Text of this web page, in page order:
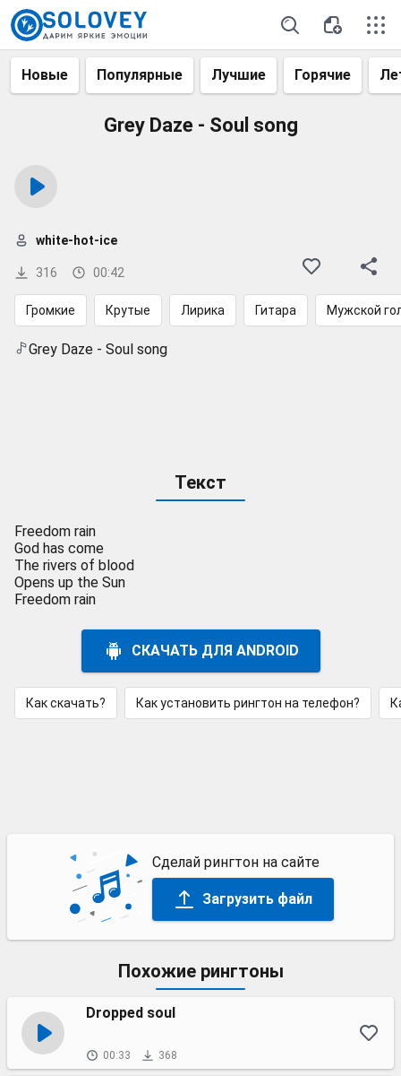
Новые Популярные Лучшие Горячие
Grey Daze - Soul song
316 00:42
white-hot-ice
Громкие Крутые Лирика Гитара Мужской
Grey Daze - Soul song
Текст
Freedom rain
God has come
The rivers of blood
Opens up the Sun
Freedom rain
СКАЧАТЬ ДЛЯ ANDROID
Как скачать? Как установить рингтон на телефон?
Сделай рингтон на сайте
Загрузить файл
Похожие рингтоны
Dropped soul
00:33 368